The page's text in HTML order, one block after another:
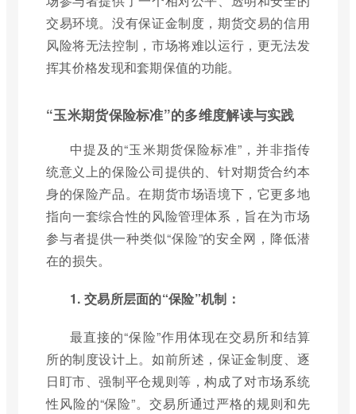
交易环境。没有保证金制度，期货交易的信用
风险将无法控制，市场将难以运行，更无法发
挥其价格发现和套期保值的功能。
“玉米期货保险标准”的多维度解读与实践
中提及的“玉米期货保险标准”，并非指传
统意义上的保险公司提供的、针对期货合约本
身的保险产品。在期货市场语境下，它更多地
指向一套综合性的风险管理体系，旨在为市场
参与者提供一种类似“保险”的安全网，降低潜
在的损失。
1. 交易所层面的“保险”机制：
最直接的“保险”作用体现在交易所和结算
所的制度设计上。如前所述，保证金制度、逐
日盯市、强制平仓规则等，构成了对市场系统
性风险的“保险”。交易所通过严格的规则和先